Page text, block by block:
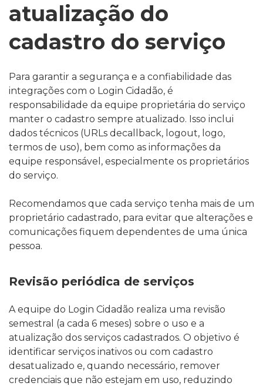
atualização do
cadastro do serviço
Para garantir a segurança e a confiabilidade das
integrações com o Login Cidadão, é
responsabilidade da equipe proprietária do serviço
manter o cadastro sempre atualizado. Isso inclui
dados técnicos (URLs decallback, logout, logo,
termos de uso), bem como as informações da
equipe responsável, especialmente os proprietários
do serviço.
Recomendamos que cada serviço tenha mais de um
proprietário cadastrado, para evitar que alterações e
comunicações fiquem dependentes de uma única
pessoa.
Revisão periódica de serviços
A equipe do Login Cidadão realiza uma revisão
semestral (a cada 6 meses) sobre o uso e a
atualização dos serviços cadastrados. O objetivo é
identificar serviços inativos ou com cadastro
desatualizado e, quando necessário, remover
credenciais que não estejam em uso, reduzindo